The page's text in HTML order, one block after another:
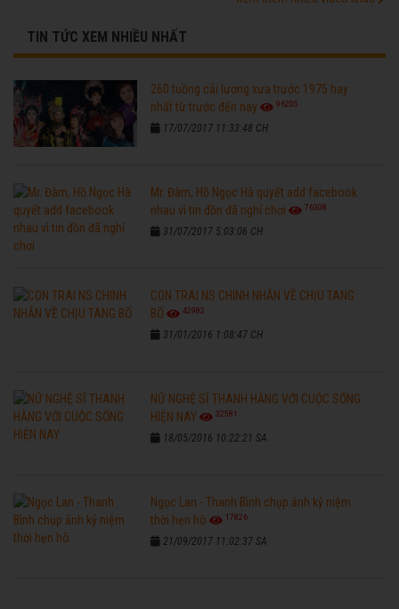
TIN TỨC XEM NHIỀU NHẤT
260 tuồng cải lương xưa trước 1975 hay
nhất từ trước đến nay
96205
17/07/2017 11:33:48 CH
Mr. Đàm, Hồ Ngọc Hà quyết add facebook
nhau vì tin đồn đã nghỉ chơi
76308
31/07/2017 5:03:06 CH
CON TRAI NS CHINH NHẪN VỀ CHỊU TANG
BỐ
42982
31/01/2016 1:08:47 CH
NỮ NGHỆ SĨ THANH HẰNG VỚI CUỘC SỐNG
HIỆN NAY
32581
18/05/2016 10:22:21 SA
Ngọc Lan - Thanh Bình chụp ảnh kỷ niệm
thời hẹn hò
17826
21/09/2017 11:02:37 SA